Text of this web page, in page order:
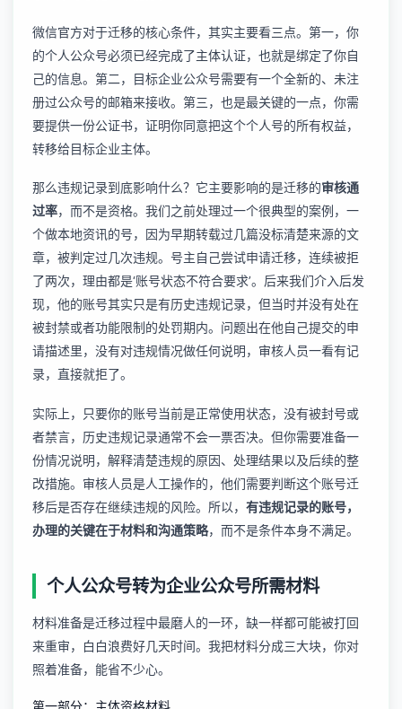
微信官方对于迁移的核心条件，其实主要看三点。第一，你
的个人公众号必须已经完成了主体认证，也就是绑定了你自
己的信息。第二，目标企业公众号需要有一个全新的、未注
册过公众号的邮箱来接收。第三，也是最关键的一点，你需
要提供一份公证书，证明你同意把这个个人号的所有权益，
转移给目标企业主体。
那么违规记录到底影响什么？它主要影响的是迁移的审核通
过率，而不是资格。我们之前处理过一个很典型的案例，一
个做本地资讯的号，因为早期转载过几篇没标清楚来源的文
章，被判定过几次违规。号主自己尝试申请迁移，连续被拒
了两次，理由都是‘账号状态不符合要求’。后来我们介入后发
现，他的账号其实只是有历史违规记录，但当时并没有处在
被封禁或者功能限制的处罚期内。问题出在他自己提交的申
请描述里，没有对违规情况做任何说明，审核人员一看有记
录，直接就拒了。
实际上，只要你的账号当前是正常使用状态，没有被封号或
者禁言，历史违规记录通常不会一票否决。但你需要准备一
份情况说明，解释清楚违规的原因、处理结果以及后续的整
改措施。审核人员是人工操作的，他们需要判断这个账号迁
移后是否存在继续违规的风险。所以， 有违规记录的账号，
办理的关键在于材料和沟通策略，而不是条件本身不满足。
个人公众号转为企业公众号所需材料
材料准备是迁移过程中最磨人的一环，缺一样都可能被打回
来重审，白白浪费好几天时间。我把材料分成三大块，你对
照着准备，能省不少心。
第一部分：主体资格材料